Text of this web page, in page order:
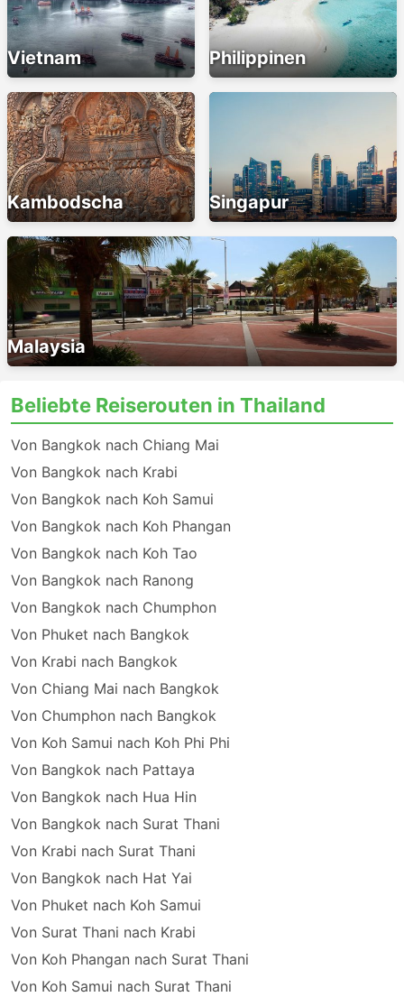
Vietnam Philippinen
Kambodscha Singapur
Malaysia
Beliebte Reiserouten in Thailand
Von Bangkok nach Chiang Mai
Von Bangkok nach Krabi
Von Bangkok nach Koh Samui
Von Bangkok nach Koh Phangan
Von Bangkok nach Koh Tao
Von Bangkok nach Ranong
Von Bangkok nach Chumphon
Von Phuket nach Bangkok
Von Krabi nach Bangkok
Von Chiang Mai nach Bangkok
Von Chumphon nach Bangkok
Von Koh Samui nach Koh Phi Phi
Von Bangkok nach Pattaya
Von Bangkok nach Hua Hin
Von Bangkok nach Surat Thani
Von Krabi nach Surat Thani
Von Bangkok nach Hat Yai
Von Phuket nach Koh Samui
Von Surat Thani nach Krabi
Von Koh Phangan nach Surat Thani
Von Koh Samui nach Surat Thani